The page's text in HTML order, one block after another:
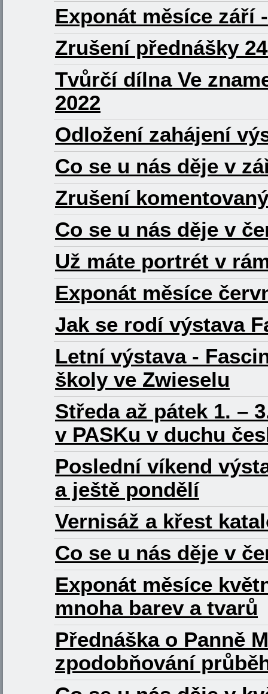
Exponát měsíce září
Zrušení přednášky
Tvůrčí dílna Ve
2022
Odložení zahájení
Co se u nás děje v
Zrušení
Co se u nás děje v
Už máte portrét v
Exponát měsíce
Jak se rodí výstava
Letní výstava -
školy ve Zwieselu
Středa až pátek 1. –
v PASKu v duchu
Poslední víkend
a ještě pondělí
Vernisáž a křest
Co se u nás děje v
Exponát měsíce
mnoha barev a tvarů
Přednáška o Panně
zpodobňování